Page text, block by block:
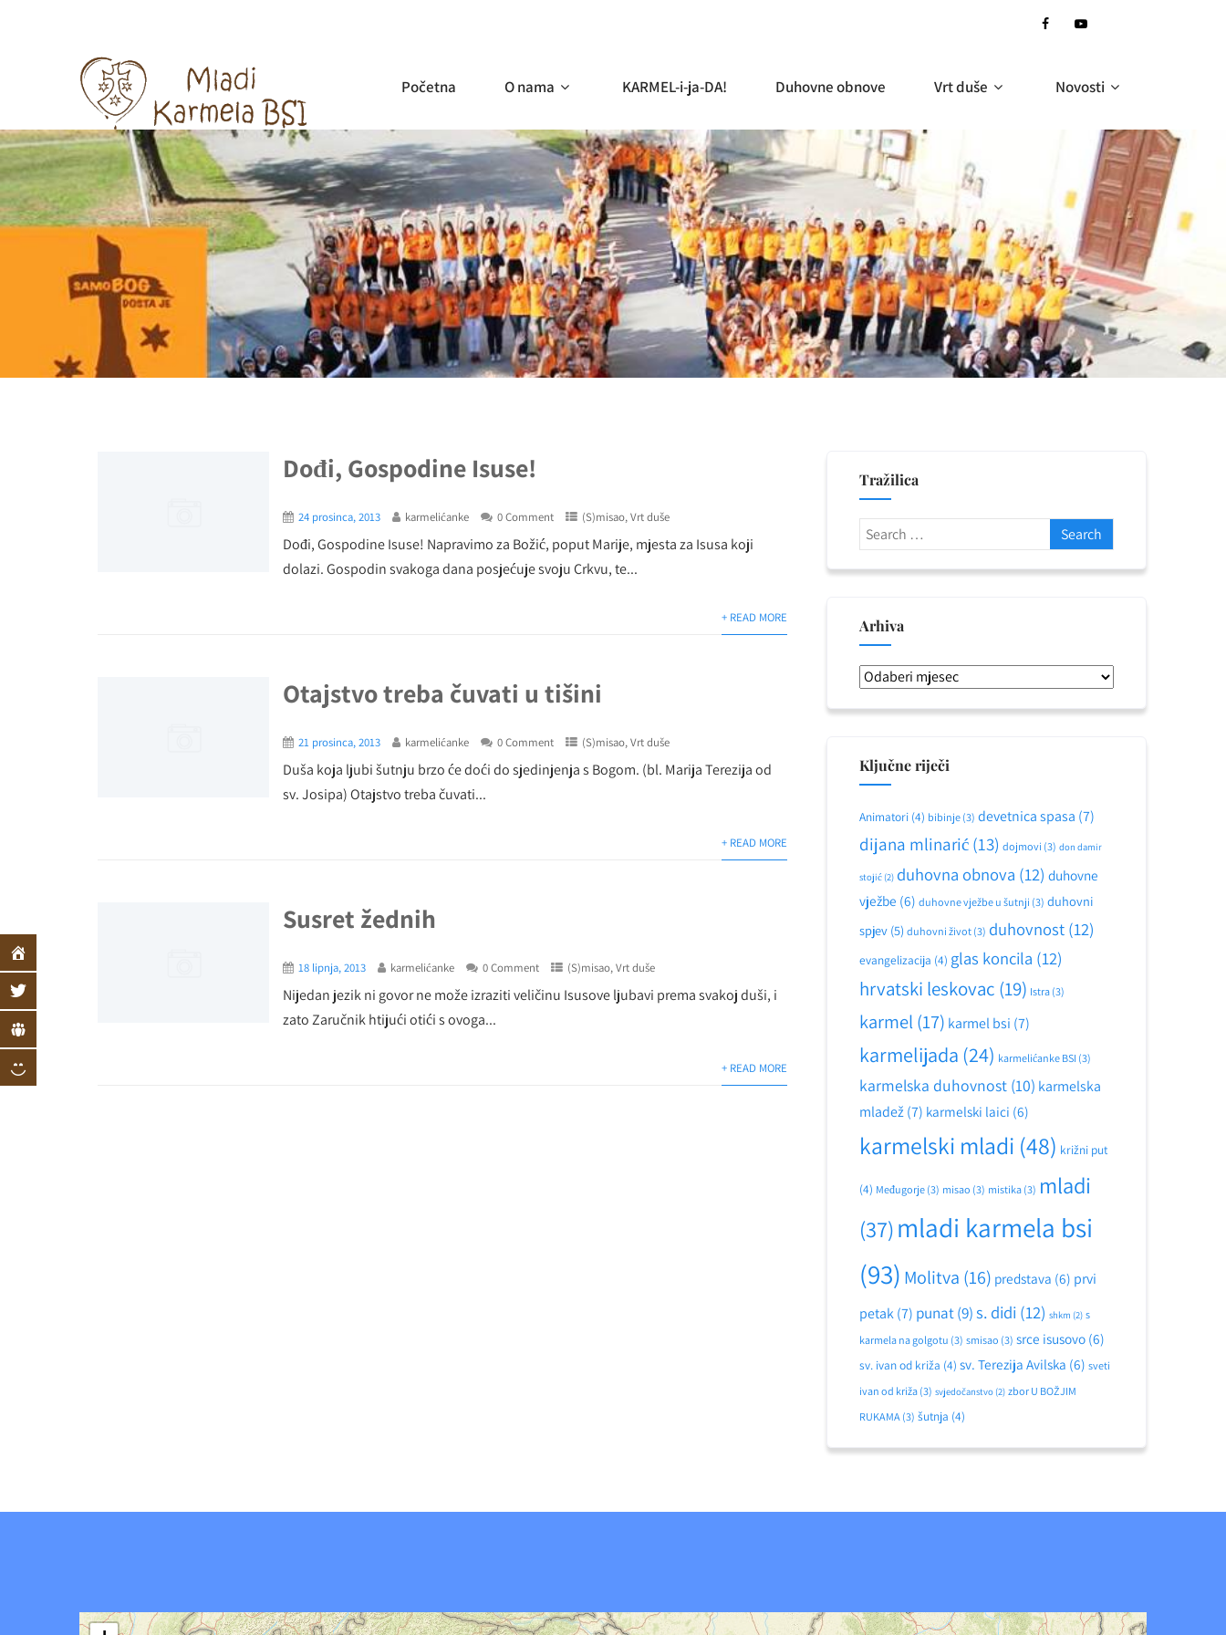
Početna O nama KARMEL-i-ja-DA! Duhovne obnove Vrt duše Novosti
Dođi, Gospodine Isuse!
24 prosinca, 2013 karmelićanke 0 Comment (S)misao,Vrt duše
Dođi, Gospodine Isuse! Napravimo za Božić, poput Marije, mjesta za Isusa koji
dolazi. Gospodin svakoga dana posjećuje svoju Crkvu, te...
+ READ MORE
Otajstvo treba čuvati u tišini
21 prosinca, 2013 karmelićanke 0 Comment (S)misao,Vrt duše
Duša koja ljubi šutnju brzo će doći do sjedinjenja s Bogom. (bl. Marija Terezija od
sv. Josipa) Otajstvo treba čuvati...
+ READ MORE
Susret žednih
18 lipnja, 2013 karmelićanke 0 Comment (S)misao,Vrt duše
Nijedan jezik ni govor ne može izraziti veličinu Isusove ljubavi prema svakoj duši, i
zato Zaručnik htijući otići s ovoga...
+ READ MORE
Tražilica
Arhiva
Arhiva
Ključne riječi
Animatori (4) bibinje (3) devetnica spasa (7)
dijana mlinarić (13) dojmovi (3) don damir
stojić (2) duhovna obnova (12) duhovne
vježbe (6) duhovne vježbe u šutnji (3) duhovni
spjev (5) duhovni život (3) duhovnost (12)
evangelizacija (4) glas koncila (12)
hrvatski leskovac (19) Istra (3)
karmel(17) karmel bsi (7)
karmelijada (24) karmelićanke BSI (3)
karmelska duhovnost (10) karmelska
mladež(7) karmelski laici (6)
karmelski mladi (48) križni put
(4) Međugorje (3) misao (3) mistika (3) mladi
(37)mladi karmela bsi
(93) Molitva (16) predstava (6) prvi
petak(7) punat(9)s. didi (12) shkm (2) s
karmela na golgotu (3) smisao (3) srce isusovo (6)
sv. ivan od križa (4) sv. Terezija Avilska (6) sveti
ivan od križa (3) svjedočanstvo (2) zbor U BOŽJIM
RUKAMA (3) šutnja (4)